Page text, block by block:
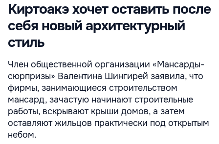
Киртоакэ хочет оставить после
себя новый архитектурный
стиль
Член общественной организации «Мансарды-
сюрпризы» Валентина Шингирей заявила, что
фирмы, занимающиеся строительством
мансард, зачастую начинают строительные
работы, вскрывают крыши домов, а затем
оставляют жильцов практически под открытым
небом.